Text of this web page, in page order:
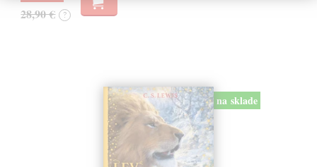
28,90 € ?
na sklade